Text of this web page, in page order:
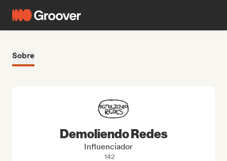
Sobre
Demoliendo Redes
Influenciador
142